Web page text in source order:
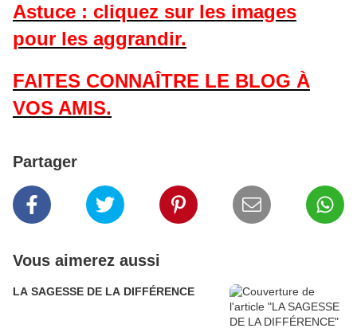
Astuce : cliquez sur les images
pour les aggrandir.
FAITES CONNAÎTRE LE BLOG À
VOS AMIS.
Partager
Vous aimerez aussi
LA SAGESSE DE LA DIFFÉRENCE